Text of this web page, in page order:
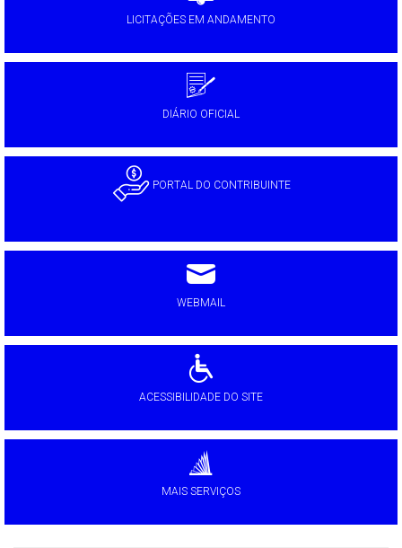
LICITAÇÕES EM ANDAMENTO
DIÁRIO OFICIAL
PORTAL DO CONTRIBUINTE
WEBMAIL
ACESSIBILIDADE DO SITE
MAIS SERVIÇOS